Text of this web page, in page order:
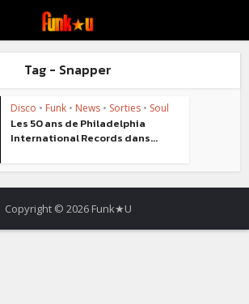
Tag - Snapper
Disco • Funk • News • Sorties • Soul
Les 50 ans de Philadelphia
International Records dans...
Copyright © 2026 Funk★U